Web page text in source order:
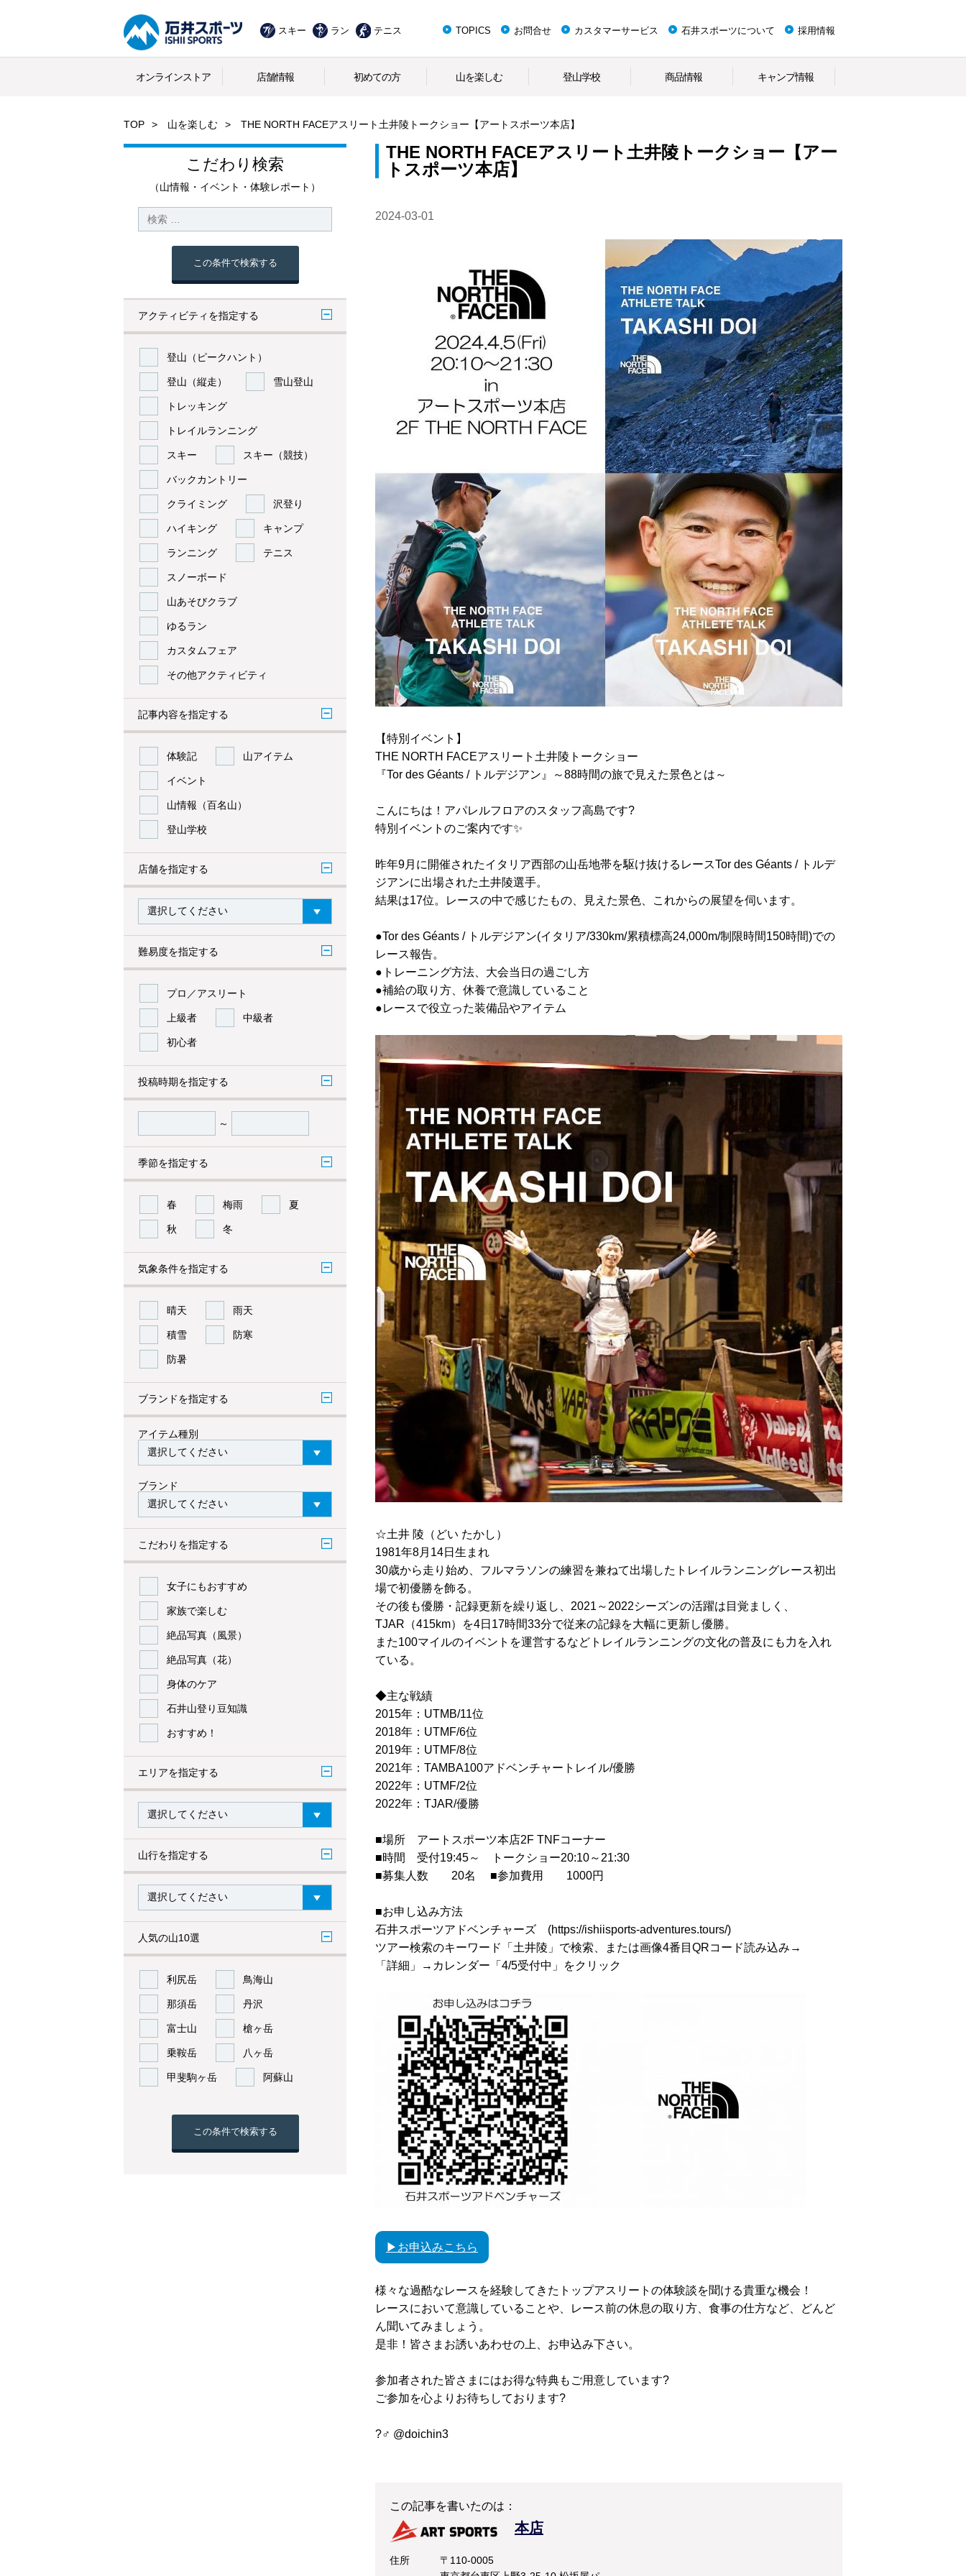
スキー ラン テニス TOPICS お問合せ カスタマーサービス 石井スポーツについて 採用情報
オンラインストア 店舗情報 初めての方 山を楽しむ 登山学校 商品情報 キャンプ情報
TOP 山を楽しむ THE NORTH FACEアスリート土井陵トークショー【アートスポーツ本店】
こだわり検索
（山情報・イベント・体験レポート）
この条件で検索する
アクティビティを指定する
登山（ピークハント）
登山（縦走） 雪山登山
トレッキング
トレイルランニング
スキー スキー（競技）
バックカントリー
クライミング 沢登り
ハイキング キャンプ
ランニング テニス
スノーボード
山あそびクラブ
ゆるラン
カスタムフェア
その他アクティビティ
記事内容を指定する
体験記 山アイテム
イベント
山情報（百名山）
登山学校
店舗を指定する
難易度を指定する
プロ／アスリート
上級者 中級者
初心者
投稿時期を指定する
～
季節を指定する
春 梅雨 夏
秋 冬
気象条件を指定する
晴天 雨天
積雪 防寒
防暑
ブランドを指定する
アイテム種別
ブランド
こだわりを指定する
女子にもおすすめ
家族で楽しむ
絶品写真（風景）
絶品写真（花）
身体のケア
石井山登り豆知識
おすすめ！
エリアを指定する
山行を指定する
人気の山10選
利尻岳 鳥海山
那須岳 丹沢
富士山 槍ヶ岳
乗鞍岳 八ヶ岳
甲斐駒ヶ岳 阿蘇山
この条件で検索する
THE NORTH FACEアスリート土井陵トークショー【アー
トスポーツ本店】
2024-03-01
【特別イベント】
THE NORTH FACEアスリート土井陵トークショー
『Tor des Géants / トルデジアン』～88時間の旅で見えた景色とは～
こんにちは！アパレルフロアのスタッフ高島です?
特別イベントのご案内です✨
昨年9月に開催されたイタリア西部の山岳地帯を駆け抜けるレースTor des Géants / トルデ
ジアンに出場された土井陵選手。
結果は17位。レースの中で感じたもの、見えた景色、これからの展望を伺います。
●Tor des Géants / トルデジアン(イタリア/330km/累積標高24,000m/制限時間150時間)での
レース報告。
●トレーニング方法、大会当日の過ごし方
●補給の取り方、休養で意識していること
●レースで役立った装備品やアイテム
☆土井 陵（どい たかし）
1981年8月14日生まれ
30歳から走り始め、フルマラソンの練習を兼ねて出場したトレイルランニングレース初出
場で初優勝を飾る。
その後も優勝・記録更新を繰り返し、2021～2022シーズンの活躍は目覚ましく、
TJAR（415km）を4日17時間33分で従来の記録を大幅に更新し優勝。
また100マイルのイベントを運営するなどトレイルランニングの文化の普及にも力を入れ
ている。
◆主な戦績
2015年：UTMB/11位
2018年：UTMF/6位
2019年：UTMF/8位
2021年：TAMBA100アドベンチャートレイル/優勝
2022年：UTMF/2位
2022年：TJAR/優勝
■場所 アートスポーツ本店2F TNFコーナー
■時間 受付19:45～ トークショー20:10～21:30
■募集人数 20名 ■参加費用 1000円
■お申し込み方法
石井スポーツアドベンチャーズ (https://ishiisports-adventures.tours/)
ツアー検索のキーワード「土井陵」で検索、または画像4番目QRコード読み込み→
「詳細」→カレンダー「4/5受付中」をクリック
▶お申込みこちら
様々な過酷なレースを経験してきたトップアスリートの体験談を聞ける貴重な機会！
レースにおいて意識していることや、レース前の休息の取り方、食事の仕方など、どんど
ん聞いてみましょう。
是非！皆さまお誘いあわせの上、お申込み下さい。
参加者された皆さまにはお得な特典もご用意しています?
ご参加を心よりお待ちしております?
?‍♂️ @doichin3
この記事を書いたのは：
本店
住所
〒110-0005